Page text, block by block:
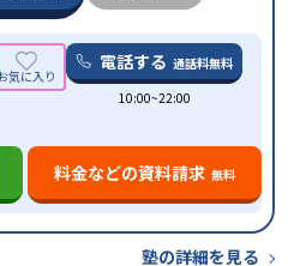
電話する 通話料無料
10:00~22:00
料金などの資料請求 無料
塾の詳細を見る